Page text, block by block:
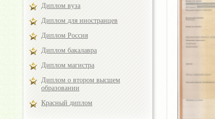
Диплом вуза
Диплом для иностранцев
Диплом Россия
Диплом бакалавра
Диплом магистра
Диплом о втором высшем
образовании
Красный диплом